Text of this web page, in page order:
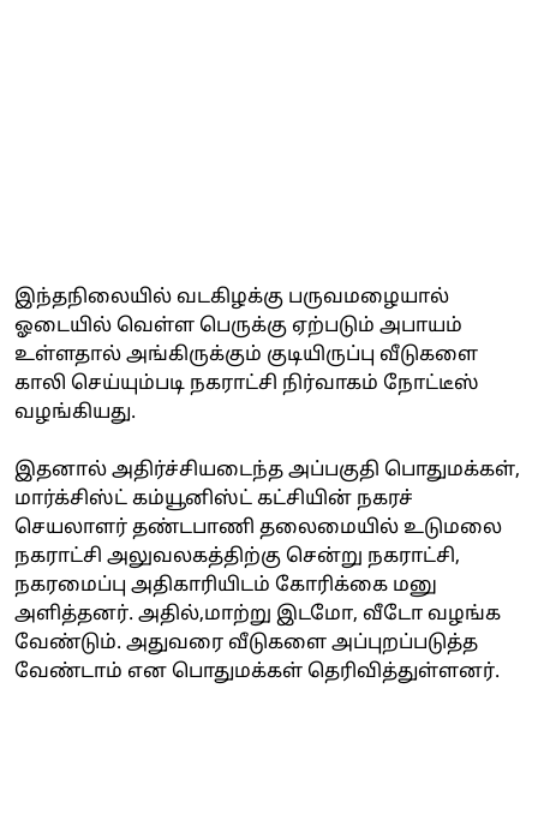
இந்தநிலையில் வடகிழக்கு பருவமழையால்
ஓடையில் வெள்ள பெருக்கு ஏற்படும் அபாயம்
உள்ளதால் அங்கிருக்கும் குடியிருப்பு வீடுகளை
காலி செய்யும்படி நகராட்சி நிர்வாகம் நோட்டீஸ்
வழங்கியது.
இதனால் அதிர்ச்சியடைந்த அப்பகுதி பொதுமக்கள்,
மார்க்சிஸ்ட் கம்யூனிஸ்ட் கட்சியின் நகரச்
செயலாளர் தண்டபாணி தலைமையில் உடுமலை
நகராட்சி அலுவலகத்திற்கு சென்று நகராட்சி,
நகரமைப்பு அதிகாரியிடம் கோரிக்கை மனு
அளித்தனர். அதில்,மாற்று இடமோ, வீடோ வழங்க
வேண்டும். அதுவரை வீடுகளை அப்புறப்படுத்த
வேண்டாம் என பொதுமக்கள் தெரிவித்துள்ளனர்.